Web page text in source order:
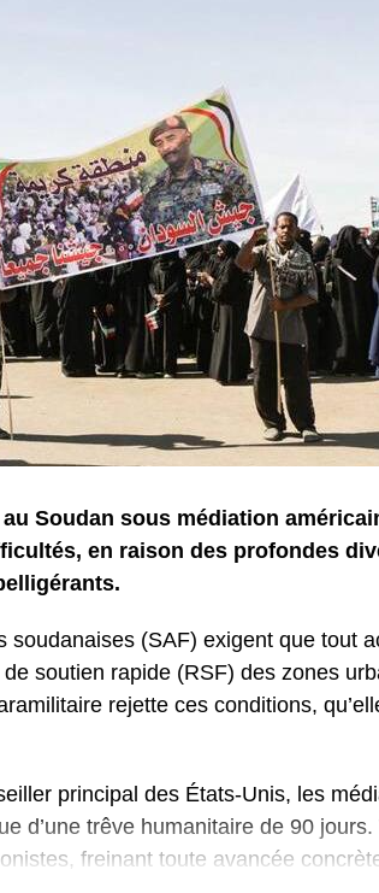
Soudan sous médiation
en raison des profondes
soudanaises (SAF) exigent que tout
soutien rapide (RSF) des zones
rejette ces conditions,
principal des États-Unis, les
d’une trêve humanitaire de 90 jours.
freinant toute avancée